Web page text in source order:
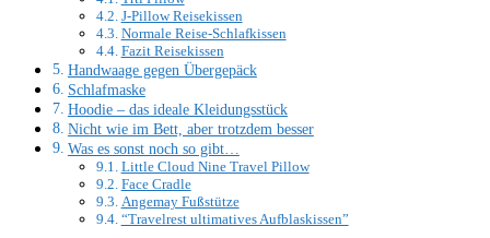
J-Pillow Reisekissen
Normale Reise-Schlafkissen
Fazit Reisekissen
Handwaage gegen Übergepäck
Schlafmaske
Hoodie – das ideale Kleidungsstück
Nicht wie im Bett, aber trotzdem besser
Was es sonst noch so gibt…
Little Cloud Nine Travel Pillow
Face Cradle
Angemay Fußstütze
“Travelrest ultimatives Aufblaskissen”